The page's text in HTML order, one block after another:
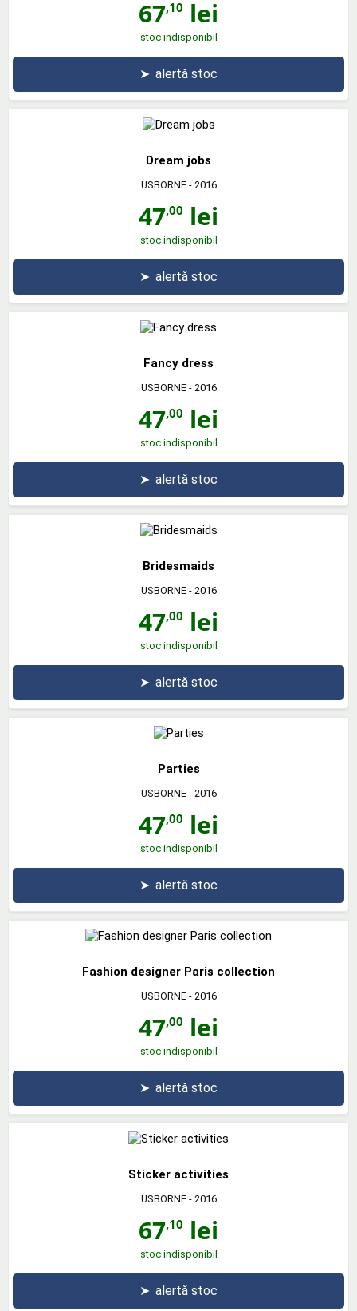
67,10 lei
stoc indisponibil
➤ alertă stoc
Dream jobs
USBORNE- 2016
47,00 lei
stoc indisponibil
➤ alertă stoc
Fancy dress
USBORNE- 2016
47,00 lei
stoc indisponibil
➤ alertă stoc
Bridesmaids
USBORNE- 2016
47,00 lei
stoc indisponibil
➤ alertă stoc
Parties
USBORNE- 2016
47,00 lei
stoc indisponibil
➤ alertă stoc
Fashion designer Paris collection
USBORNE- 2016
47,00 lei
stoc indisponibil
➤ alertă stoc
Sticker activities
USBORNE- 2016
67,10 lei
stoc indisponibil
➤ alertă stoc